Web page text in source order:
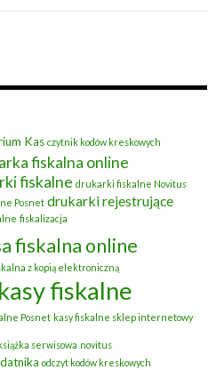
Kas czytnik kodów kreskowych
fiskalna online
fiskalne drukarki fiskalne Novitus
Posnet drukarki rejestrujące
fiskalizacja
fiskalna online
z kopią elektroniczną
kasy fiskalne
Posnet kasy fiskalne sklep internetowy
serwisowa novitus
odczyt kodów kreskowych